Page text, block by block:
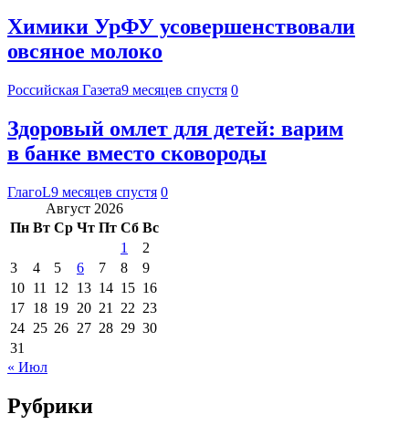
Химики УрФУ усовершенствовали
овсяное молоко
Российская Газета9 месяцев спустя 0
Здоровый омлет для детей: варим
в банке вместо сковороды
ГлагоL9 месяцев спустя 0
Август 2026
Пн Вт Ср Чт Пт Сб Вс
1
2
3
4 5 6 7 8
9
10 11 12 13 14 15 16
17 18 19 20 21 22 23
24 25 26 27 28 29 30
31
« Июл
Рубрики